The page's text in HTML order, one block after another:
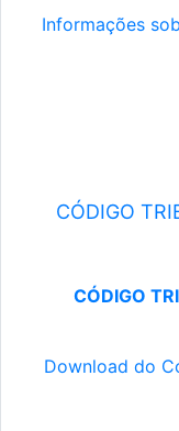
Informações
CÓDIGO
CÓDIGO
Download do